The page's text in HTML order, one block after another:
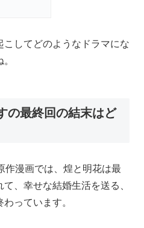
してどのようなドラマにな
の最終回の結末はど
作漫画では、煌と明花は最
、幸せな結婚生活を送る、
っています。